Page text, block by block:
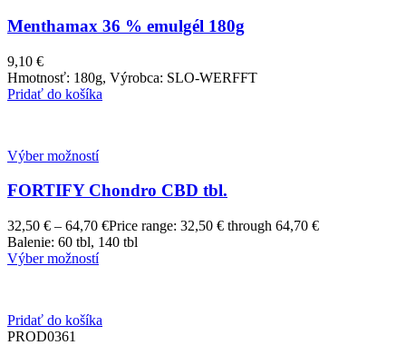
Menthamax 36 % emulgél 180g
9,10 €
Hmotnosť: 180g, Výrobca: SLO-WERFFT
Pridať do košíka
Výber možností
FORTIFY Chondro CBD tbl.
32,50 € – 64,70 €Price range: 32,50 € through 64,70 €
Balenie: 60 tbl, 140 tbl
Výber možností
Pridať do košíka
PROD0361